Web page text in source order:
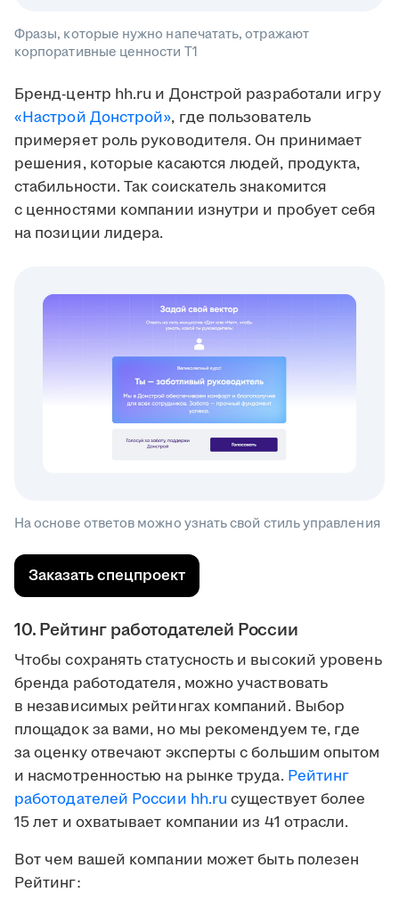
Фразы, которые нужно напечатать, отражают
корпоративные ценности T1
Бренд-центр hh.ru и Донстрой разработали игру
«Настрой Донстрой», где пользователь
примеряет роль руководителя. Он принимает
решения, которые касаются людей, продукта,
стабильности. Так соискатель знакомится
с ценностями компании изнутри и пробует себя
на позиции лидера.
На основе ответов можно узнать свой стиль управления
Заказать спецпроект
10. Рейтинг работодателей России
Чтобы сохранять статусность и высокий уровень
бренда работодателя, можно участвовать
в независимых рейтингах компаний. Выбор
площадок за вами, но мы рекомендуем те, где
за оценку отвечают эксперты с большим опытом
и насмотренностью на рынке труда. Рейтинг
работодателей России hh.ru существует более
15 лет и охватывает компании из 41 отрасли.
Вот чем вашей компании может быть полезен
Рейтинг: